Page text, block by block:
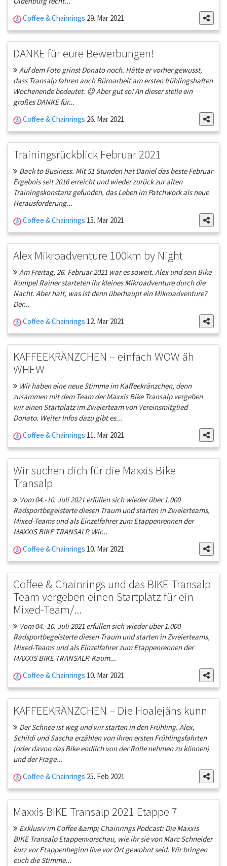
Coffee & Chainrings 29. Mar 2021
DANKE für eure Bewerbungen!
Auf dem Foto grinst Donato noch. Hätte er vorher gewusst,
dass Transalp fahren auch Büroarbeit am ersten frühlingshaften
Wochenende bedeutet. 😉 Aber gut so! An dieser stelle ein
großes DANKE für...
Coffee & Chainrings 26. Mar 2021
Trainingsrückblick Februar 2021
Back to Business. Mit 51 Stunden hat Daniel das beste Februar
Ergebnis seit 2016 erreicht und wieder zurück zur alten
Trainingskonstanz gefunden, das Leben im Patchwork als neue
Herausforderung...
Coffee & Chainrings 15. Mar 2021
Alex Mikroadventure 100km by Night
Am Freitag, 26. Februar 2021 war es soweit. Alex und sein Bike
Kumpel Rainer starteten ihr kleines Mikroadventure durch die
Nacht. Aber halt, was ist denn überhaupt ein Mikroadventure?
Der...
Coffee & Chainrings 12. Mar 2021
KAFFEEKRÄNZCHEN – einfach WOW äh
WHEW
Wir haben eine neue Stimme im Kaffeekränzchen, denn
zusammen mit dem Team der Maxxis Bike Transalp vergeben
wir einen Startplatz im Zweierteam von Vereinsmitglied
Donato. Weiter Infos dazu gibt es...
Coffee & Chainrings 11. Mar 2021
Wir suchen dich für die Maxxis Bike
Transalp
Vom 04.-10. Juli 2021 erfüllen sich wieder über 1.000
Radsportbegeisterte diesen Traum und starten in Zweierteams,
Mixed-Teams und als Einzelfahrer zum Etappenrennen der
MAXXIS BIKE TRANSALP. Wir...
Coffee & Chainrings 10. Mar 2021
Coffee & Chainrings und das BIKE Transalp
Team vergeben einen Startplatz für ein
Mixed-Team/...
Vom 04.-10. Juli 2021 erfüllen sich wieder über 1.000
Radsportbegeisterte diesen Traum und starten in Zweierteams,
Mixed-Teams und als Einzelfahrer zum Etappenrennen der
MAXXIS BIKE TRANSALP. Kaum...
Coffee & Chainrings 10. Mar 2021
KAFFEEKRÄNZCHEN – Die Hoalejäns kunn
Der Schnee ist weg und wir starten in den Frühling. Alex,
Schildi und Sascha erzählen von ihren ersten Frühlingsfahrten
(oder davon das Bike endlich von der Rolle nehmen zu können)
und der Frage...
Coffee & Chainrings 25. Feb 2021
Maxxis BIKE Transalp 2021 Etappe 7
Exklusiv im Coffee &amp; Chainrings Podcast: Die Maxxis
BIKE Transalp Etappenvorschau, wie ihr sie von Marc Schneider
kurz vor Etappenbeginn live vor Ort gewohnt seid. Wir bringen
euch die Stimme...